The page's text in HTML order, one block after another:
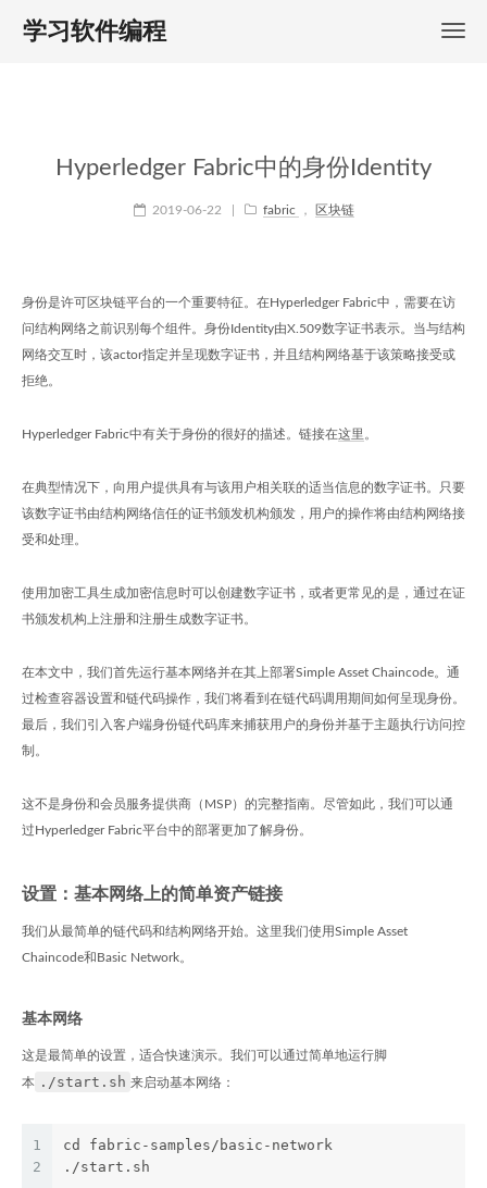
学习软件编程
Hyperledger Fabric中的身份Identity
2019-06-22 fabric ， 区块链
身份是许可区块链平台的一个重要特征。在Hyperledger Fabric中，需要在访
问结构网络之前识别每个组件。身份Identity由X.509数字证书表示。当与结构
网络交互时，该actor指定并呈现数字证书，并且结构网络基于该策略接受或
拒绝。
Hyperledger Fabric中有关于身份的很好的描述。链接在这里 。
在典型情况下，向用户提供具有与该用户相关联的适当信息的数字证书。只要
该数字证书由结构网络信任的证书颁发机构颁发，用户的操作将由结构网络接
受和处理。
使用加密工具生成加密信息时可以创建数字证书，或者更常见的是，通过在证
书颁发机构上注册和注册生成数字证书。
在本文中，我们首先运行基本网络并在其上部署Simple Asset Chaincode。通
过检查容器设置和链代码操作，我们将看到在链代码调用期间如何呈现身份。
最后，我们引入客户端身份链代码库来捕获用户的身份并基于主题执行访问控
制。
这不是身份和会员服务提供商（MSP）的完整指南。尽管如此，我们可以通
过Hyperledger Fabric平台中的部署更加了解身份。
设置：基本网络上的简单资产链接
我们从最简单的链代码和结构网络开始。这里我们使用Simple Asset
Chaincode和Basic Network。
基本网络
这是最简单的设置，适合快速演示。我们可以通过简单地运行脚
本 ./start.sh 来启动基本网络：
1
2
cd fabric-samples/basic-network
./start.sh